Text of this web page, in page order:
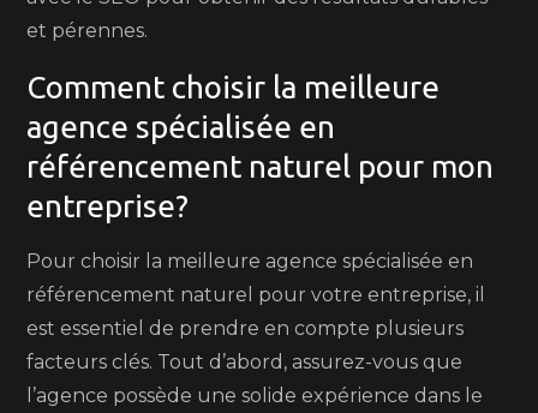
et pérennes.
Comment choisir la meilleure
agence spécialisée en
référencement naturel pour mon
entreprise?
Pour choisir la meilleure agence spécialisée en
référencement naturel pour votre entreprise, il
est essentiel de prendre en compte plusieurs
facteurs clés. Tout d’abord, assurez-vous que
l’agence possède une solide expérience dans le